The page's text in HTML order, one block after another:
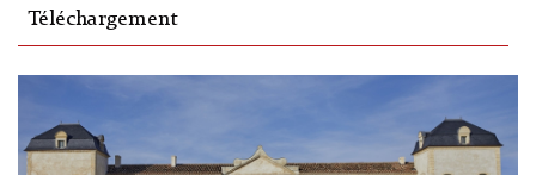
Téléchargement